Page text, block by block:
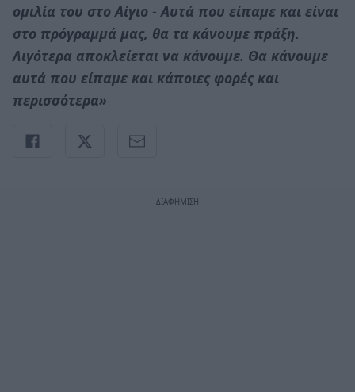
ομιλία του στο Αίγιο - Αυτά που είπαμε και είναι
στο πρόγραμμά μας, θα τα κάνουμε πράξη.
Λιγότερα αποκλείεται να κάνουμε. Θα κάνουμε
αυτά που είπαμε και κάποιες φορές και
περισσότερα»